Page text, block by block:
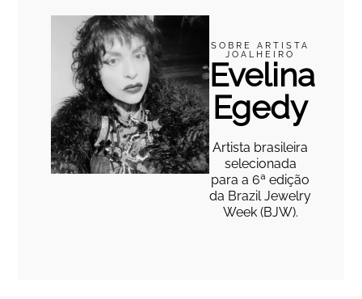
SOBRE ARTISTA
JOALHEIRO
Evelina
Egedy
Artista brasileira
selecionada
para a 6ª edição
da Brazil Jewelry
Week (BJW).